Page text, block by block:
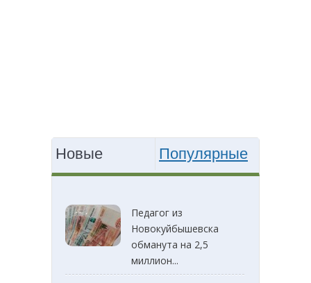
Новые Популярные
Педагог из
Новокуйбышевска
обманута на 2,5
миллион...